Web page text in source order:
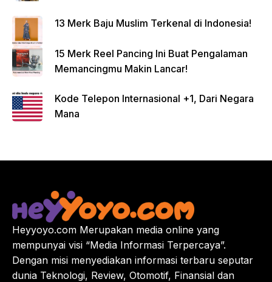
13 Merk Baju Muslim Terkenal di Indonesia!
15 Merk Reel Pancing Ini Buat Pengalaman
Memancingmu Makin Lancar!
Kode Telepon Internasional +1, Dari Negara
Mana
Heyyoyo.com Merupakan media online yang
mempunyai visi “Media Informasi Terpercaya”.
Dengan misi menyediakan informasi terbaru seputar
dunia Teknologi, Review, Otomotif, Finansial dan